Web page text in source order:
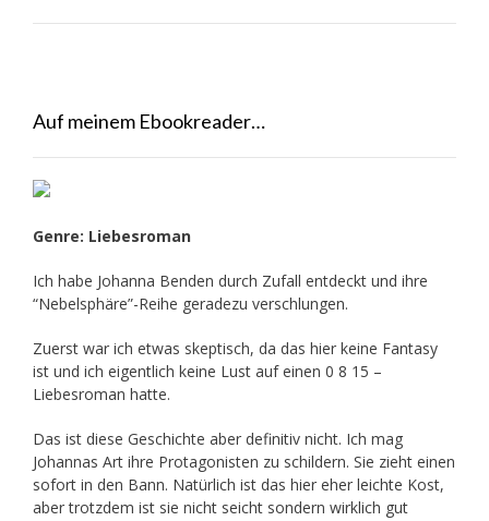
Auf meinem Ebookreader…
Genre: Liebesroman
Ich habe Johanna Benden durch Zufall entdeckt und ihre
“Nebelsphäre”-Reihe geradezu verschlungen.
Zuerst war ich etwas skeptisch, da das hier keine Fantasy
ist und ich eigentlich keine Lust auf einen 0 8 15 –
Liebesroman hatte.
Das ist diese Geschichte aber definitiv nicht. Ich mag
Johannas Art ihre Protagonisten zu schildern. Sie zieht einen
sofort in den Bann. Natürlich ist das hier eher leichte Kost,
aber trotzdem ist sie nicht seicht sondern wirklich gut